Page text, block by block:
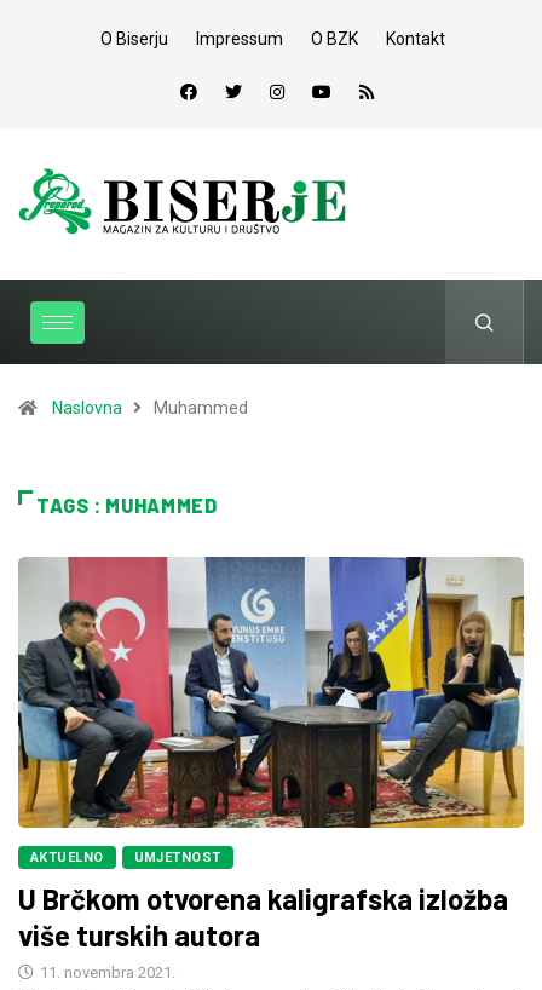
O Biserju Impressum O BZK Kontakt
Naslovna Muhammed
TAGS : MUHAMMED
AKTUELNO UMJETNOST
U Brčkom otvorena kaligrafska izložba
više turskih autora
11. novembra 2021.